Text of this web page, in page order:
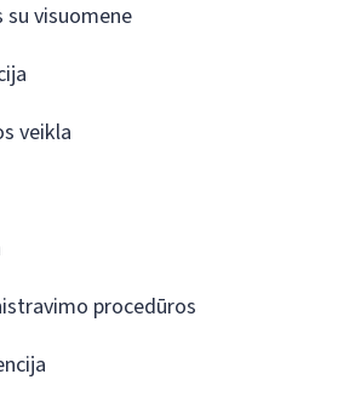
su visuomene
veikla
procedūros